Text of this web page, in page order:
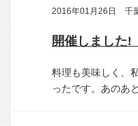
2016年01月26日 千
料理も美味しく、
ったです。あのあ